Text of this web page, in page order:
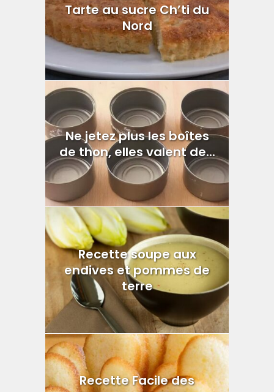
Tarte au sucre Ch’ti du
Nord
Ne jetez plus les boîtes
de thon, elles valent de...
Recette soupe aux
endives et pommes de
terre
Recette Facile des